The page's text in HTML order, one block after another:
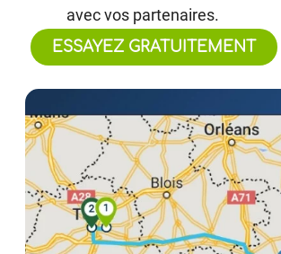
avec vos partenaires.
ESSAYEZ GRATUITEMENT